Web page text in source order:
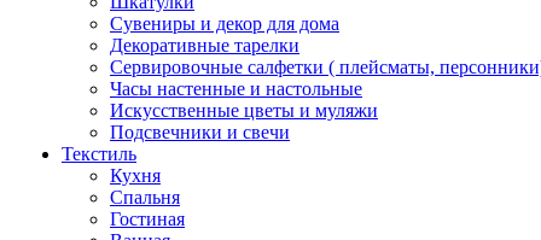
Сувениры и декор для дома
Декоративные тарелки
Сервировочные салфетки ( плейсматы,
Часы настенные и настольные
Искусственные цветы и муляжи
Подсвечники и свечи
Текстиль
Кухня
Спальня
Гостиная